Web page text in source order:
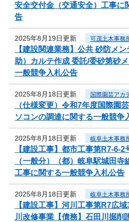
安全交付金（交通安全）工事に
告
2025年8月19日更新 可茂土木事務
【建設関連業務】公共 砂防メ
助）カルテ作成 委託/委砂第砂
一般競争入札公告
2025年8月18日更新 国際園芸アカ
（仕様変更）令和7年度国際園
ソコンの調達に関する一般競争
2025年8月18日更新 岐阜土木事務
【建設工事】都市工事第R7-
（一般分）（都）岐阜駅城田
工事に関する一般競争入札公告
2025年8月18日更新 岐阜土木事務
【建設工事】河川工事第R7
川改修事業【債務】石田川掘削